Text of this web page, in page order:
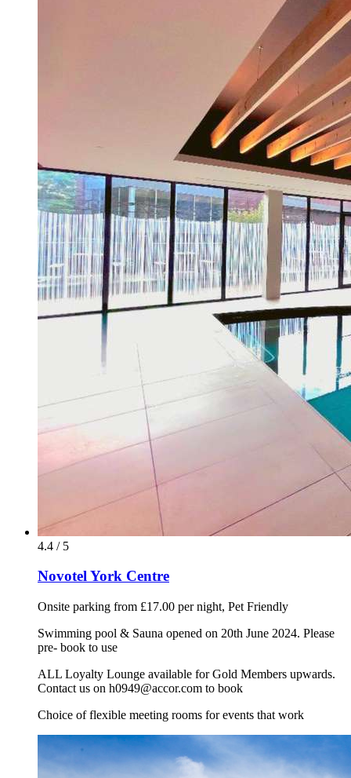
4.4 / 5
Novotel York Centre
Onsite parking from £17.00 per night, Pet Friendly
Swimming pool & Sauna opened on 20th June 2024. Please
pre- book to use
ALL Loyalty Lounge available for Gold Members upwards.
Contact us on h0949@accor.com to book
Choice of flexible meeting rooms for events that work